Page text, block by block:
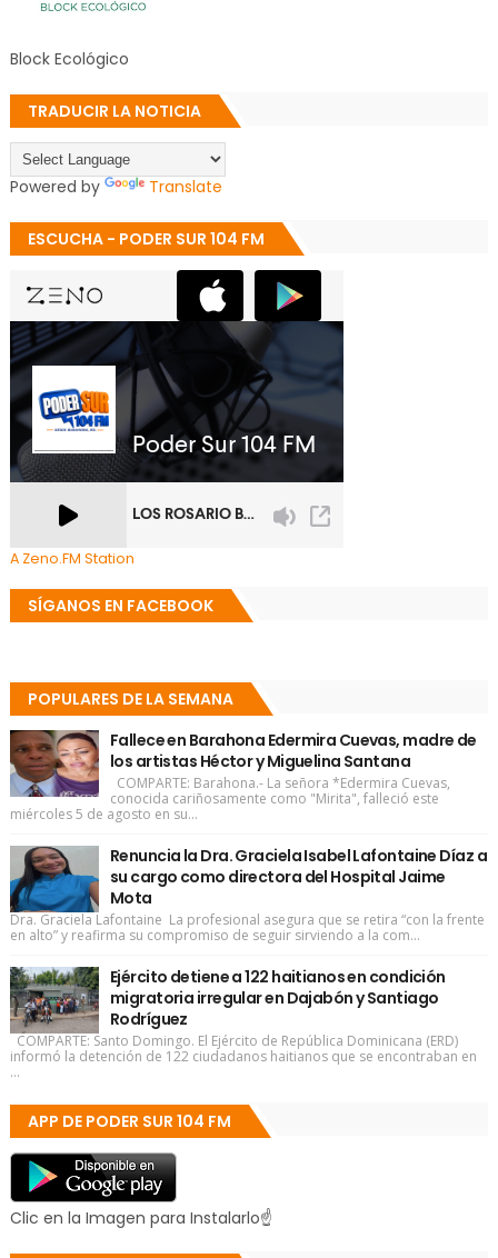
Block Ecológico
TRADUCIR LA NOTICIA
Powered by Translate
ESCUCHA - PODER SUR 104 FM
A Zeno.FM Station
SÍGANOS EN FACEBOOK
POPULARES DE LA SEMANA
Fallece en Barahona Edermira Cuevas, madre de
los artistas Héctor y Miguelina Santana
COMPARTE: Barahona.- La señora *Edermira Cuevas,
conocida cariñosamente como "Mirita", falleció este
miércoles 5 de agosto en su...
Renuncia la Dra. Graciela Isabel Lafontaine Díaz a
su cargo como directora del Hospital Jaime
Mota
Dra. Graciela Lafontaine La profesional asegura que se retira “con la frente
en alto” y reafirma su compromiso de seguir sirviendo a la com...
Ejército detiene a 122 haitianos en condición
migratoria irregular en Dajabón y Santiago
Rodríguez
COMPARTE: Santo Domingo. El Ejército de República Dominicana (ERD)
informó la detención de 122 ciudadanos haitianos que se encontraban en
...
APP DE PODER SUR 104 FM
Clic en la Imagen para Instalarlo☝